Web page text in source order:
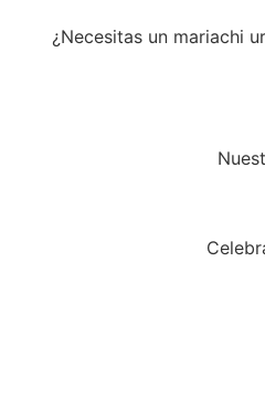
¿Necesitas un mariachi